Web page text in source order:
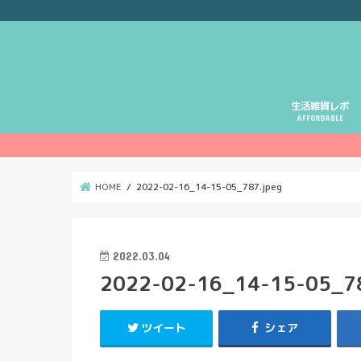
生活雑貨レポ
AFFORDABLE
HOME 2022-02-16_14-15-05_787.jpeg
2022.03.04
2022-02-16_14-15-
ツイート シェア